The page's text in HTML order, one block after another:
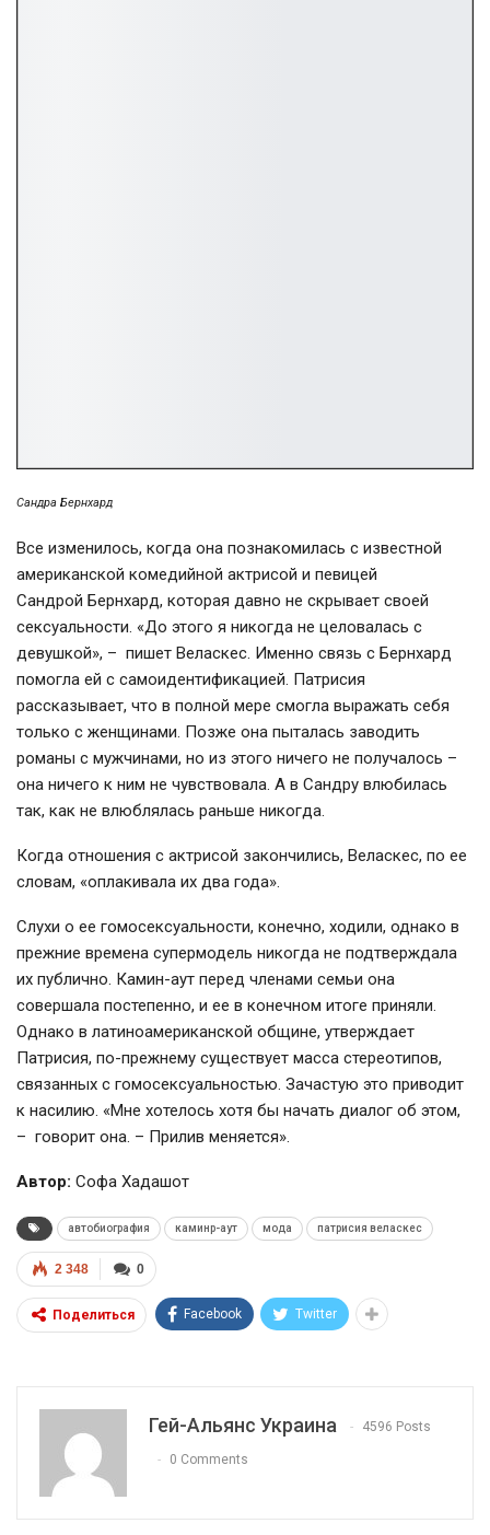
Сандра Бернхард
Все изменилось, когда она познакомилась с известной
американской комедийной актрисой и певицей
Сандрой Бернхард, которая давно не скрывает своей
сексуальности. «До этого я никогда не целовалась с
девушкой», – пишет Веласкес. Именно связь с Бернхард
помогла ей с самоидентификацией. Патрисия
рассказывает, что в полной мере смогла выражать себя
только с женщинами. Позже она пыталась заводить
романы с мужчинами, но из этого ничего не получалось –
она ничего к ним не чувствовала. А в Сандру влюбилась
так, как не влюблялась раньше никогда.
Когда отношения с актрисой закончились, Веласкес, по ее
словам, «оплакивала их два года».
Слухи о ее гомосексуальности, конечно, ходили, однако в
прежние времена супермодель никогда не подтверждала
их публично. Камин-аут перед членами семьи она
совершала постепенно, и ее в конечном итоге приняли.
Однако в латиноамериканской общине, утверждает
Патрисия, по-прежнему существует масса стереотипов,
связанных с гомосексуальностью. Зачастую это приводит
к насилию. «Мне хотелось хотя бы начать диалог об этом,
– говорит она. – Прилив меняется».
Автор: Софа Хадашот
автобиография каминр-аут мода патрисия веласкес
0
2 348
Поделиться Facebook Twitter
Гей-Альянс Украина 4596 Posts
0 Comments